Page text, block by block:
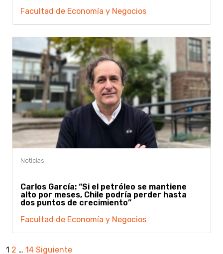
Facultad de Economía y Negocios
Carlos García: “Si el petróleo se mantiene
alto por meses, Chile podría perder hasta
dos puntos de crecimiento”
Facultad de Economía y Negocios
1 2 … 14 Siguiente